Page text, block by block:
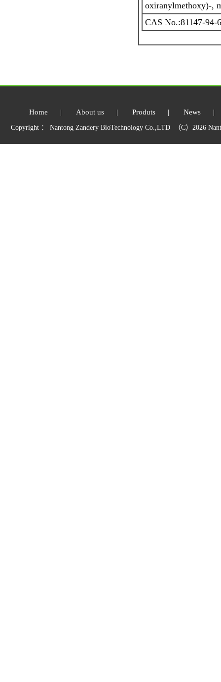
oxiranylmethoxy)-,
CAS No.:81147-94-6
Home | About us | Produts | News |
Copyright ： Nantong Zandery BioTechnology Co.,LTD （C）2026